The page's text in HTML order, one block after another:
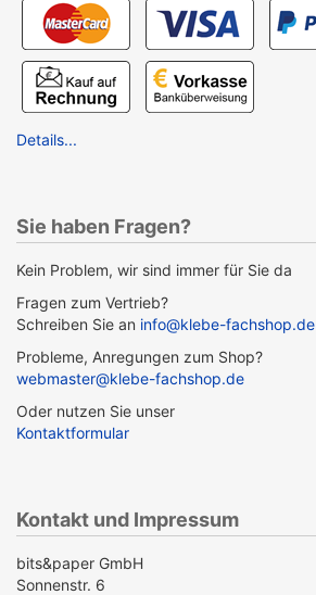
Details...
Sie haben Fragen?
Kein Problem, wir sind immer für Sie da
Fragen zum Vertrieb?
Schreiben Sie an info@klebe-fachshop.de
Probleme, Anregungen zum Shop?
webmaster@klebe-fachshop.de
Oder nutzen Sie unser
Kontaktformular
Kontakt und Impressum
bits&paper GmbH
Sonnenstr. 6